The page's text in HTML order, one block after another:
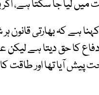
لیا جا سکتا ہے،
کہنا ہے کہ بھارتی
کا حق دیتا ہے لیکن
آیا تھا اور طاقت کا